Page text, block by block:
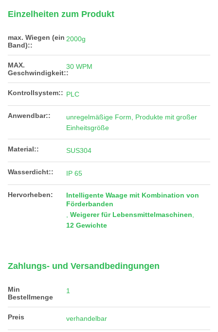
Einzelheiten zum Produkt
max. Wiegen (ein
Band)::
2000g
MAX.
Geschwindigkeit::
30 WPM
Kontrollsystem:: PLC
Anwendbar::
unregelmäßige Form, Produkte mit großer
Einheitsgröße
Material:: SUS304
Wasserdicht:: IP 65
Hervorheben:
Intelligente Waage mit Kombination von
Förderbanden
Weigerer für Lebensmittelmaschinen
12 Gewichte
Zahlungs- und Versandbedingungen
Min
Bestellmenge
1
Preis verhandelbar